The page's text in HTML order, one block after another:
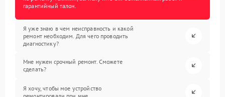
гарантийный талон.
Я уже знаю в чем неисправность и какой
ремонт необходим. Для чего проводить
диагностику?
Мне нужен срочный ремонт. Сможете
сделать?
Я хочу, чтобы мое устройство